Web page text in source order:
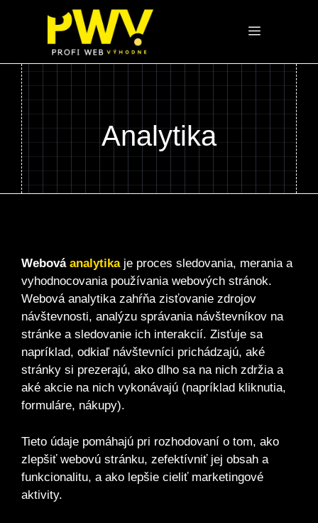
Menu
Analytika
Webová analytikaje proces sledovania, merania a
vyhodnocovania používania webových stránok.
Webová analytika zahŕňa zisťovanie zdrojov
návštevnosti, analýzu správania návštevníkov na
stránke a sledovanie ich interakcií. Zisťuje sa
napríklad, odkiaľ návštevníci prichádzajú, aké
stránky si prezerajú, ako dlho sa na nich zdržia a
aké akcie na nich vykonávajú (napríklad kliknutia,
formuláre, nákupy).
Tieto údaje pomáhajú pri rozhodovaní o tom, ako
zlepšiť webovú stránku, zefektívniť jej obsah a
funkcionalitu, a ako lepšie cieliť marketingové
aktivity.